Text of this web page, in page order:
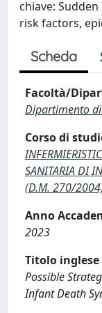
chiave:
risk factors,
Scheda
Facoltà/
Dipartimento
Corso di
SANITARIA DI
(D.M. 270/
Anno
2023
Titolo inglese
Possible
Infant Death